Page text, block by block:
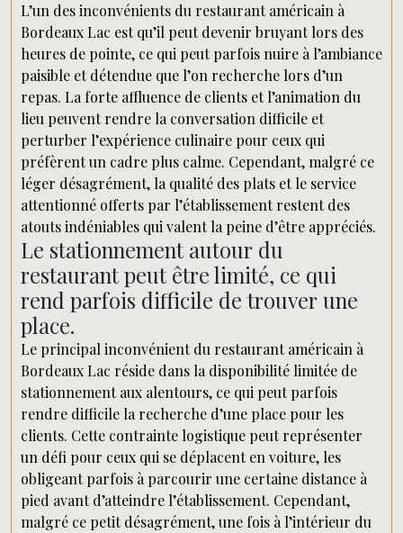
L’un des inconvénients du restaurant américain à
Bordeaux Lac est qu’il peut devenir bruyant lors des
heures de pointe, ce qui peut parfois nuire à l’ambiance
paisible et détendue que l’on recherche lors d’un
repas. La forte affluence de clients et l’animation du
lieu peuvent rendre la conversation difficile et
perturber l’expérience culinaire pour ceux qui
préfèrent un cadre plus calme. Cependant, malgré ce
léger désagrément, la qualité des plats et le service
attentionné offerts par l’établissement restent des
atouts indéniables qui valent la peine d’être appréciés.
Le stationnement autour du
restaurant peut être limité, ce qui
rend parfois difficile de trouver une
place.
Le principal inconvénient du restaurant américain à
Bordeaux Lac réside dans la disponibilité limitée de
stationnement aux alentours, ce qui peut parfois
rendre difficile la recherche d’une place pour les
clients. Cette contrainte logistique peut représenter
un défi pour ceux qui se déplacent en voiture, les
obligeant parfois à parcourir une certaine distance à
pied avant d’atteindre l’établissement. Cependant,
malgré ce petit désagrément, une fois à l’intérieur du